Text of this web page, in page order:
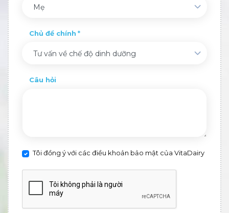
Mẹ
Chủ đề chính
Tư vấn về chế độ dinh dưỡng
Câu hỏi
Tôi đồng ý với các điều khoản bảo mật của VitaDairy